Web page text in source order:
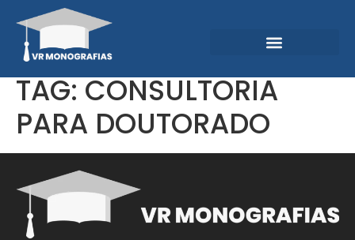
TAG:CONSULTORIA
PARA DOUTORADO